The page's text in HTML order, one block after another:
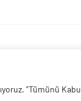
"Tümünü
Isıtma Soğutma